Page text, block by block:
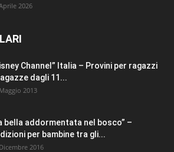
2026
Channel” Italia – Provini per ragazzi
dagli 11...
2013
bella addormentata nel bosco” –
per bambine tra gli...
2016